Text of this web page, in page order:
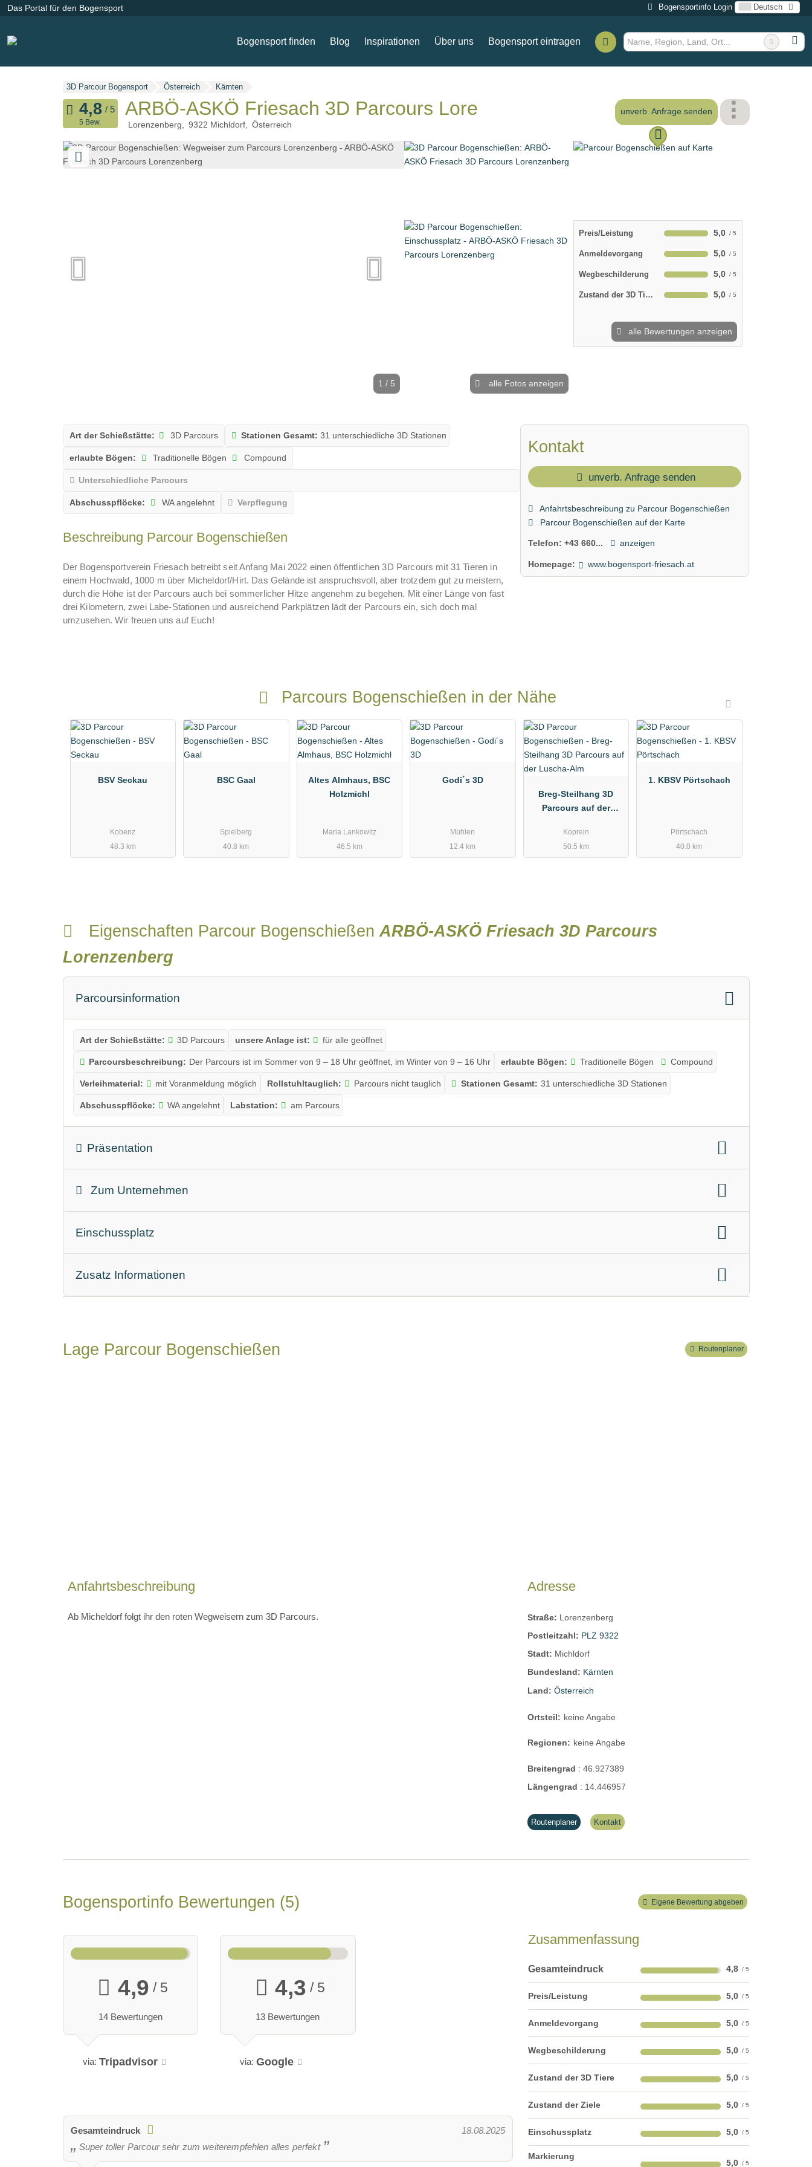
Das Portal für den Bogensport Bogensportinfo Login Deutsch
Bogensport finden Blog Inspirationen Über uns Bogensport eintragen
3D Parcour Bogensport Österreich Kärnten
ARBÖ-ASKÖ Friesach 3D Parcours Lorenzenberg
Lorenzenberg 9322 Michldorf Österreich
unverb. Anfrage senden
5 Bew.
1 / 5 alle Fotos anzeigen
Preis/Leistung 5,0
Anmeldevorgang 5,0
Wegbeschilderung 5,0
Zustand der 3D Tiere 5,0
alle Bewertungen anzeigen
Art der Schießstätte: 3D Parcours Stationen Gesamt: 31 unterschiedliche 3D Stationen
erlaubte Bögen: Traditionelle Bögen Compound
Unterschiedliche Parcours
Abschusspflöcke: WA angelehnt Verpflegung
Beschreibung Parcour Bogenschießen
Der Bogensportverein Friesach betreibt seit Anfang Mai 2022 einen öffentlichen 3D Parcours mit 31 Tieren in
einem Hochwald, 1000 m über Micheldorf/Hirt. Das Gelände ist anspruchsvoll, aber trotzdem gut zu meistern,
durch die Höhe ist der Parcours auch bei sommerlicher Hitze angenehm zu begehen. Mit einer Länge von fast
drei Kilometern, zwei Labe-Stationen und ausreichend Parkplätzen lädt der Parcours ein, sich doch mal
umzusehen. Wir freuen uns auf Euch!
Kontakt
unverb. Anfrage senden
Anfahrtsbeschreibung zu Parcour Bogenschießen
Parcour Bogenschießen auf der Karte
Telefon:+43 660... anzeigen
Homepage: www.bogensport-friesach.at
Parcours Bogenschießen in der Nähe
BSV Seckau
Kobenz
48.3 km
BSC Gaal
Spielberg
40.8 km
Altes Almhaus, BSC
Holzmichl
Maria Lankowitz
46.5 km
Godi´s 3D
Mühlen
12.4 km
Breg-Steilhang 3D
Parcours auf der
Koprein
50.5 km
1. KBSV Pörtschach
Pörtschach
40.0 km
Eigenschaften Parcour BogenschießenARBÖ-ASKÖ Friesach 3D Parcours
Lorenzenberg
Parcoursinformation
Art der Schießstätte: 3D Parcours unsere Anlage ist: für alle geöffnet
Parcoursbeschreibung: Der Parcours ist im Sommer von 9 – 18 Uhr geöffnet, im Winter von 9 – 16 Uhr erlaubte Bögen: Traditionelle Bögen Compound
Verleihmaterial: mit Voranmeldung möglich Rollstuhltauglich: Parcours nicht tauglich Stationen Gesamt: 31 unterschiedliche 3D Stationen
Abschusspflöcke: WA angelehnt Labstation: am Parcours
Präsentation
Zum Unternehmen
Einschussplatz
Zusatz Informationen
Lage Parcour Bogenschießen Routenplaner
Anfahrtsbeschreibung
Ab Micheldorf folgt ihr den roten Wegweisern zum 3D Parcours.
Adresse
Straße: Lorenzenberg
Postleitzahl: PLZ 9322
Stadt: Michldorf
Bundesland: Kärnten
Land:Österreich
Ortsteil: keine Angabe
Regionen: keine Angabe
Breitengrad :46.927389
Längengrad : 14.446957
Routenplaner Kontakt
Bogensportinfo Bewertungen 5 Eigene Bewertung abgeben
Zusammenfassung
Gesamteindruck 4,8
Preis/Leistung 5,0
Anmeldevorgang 5,0
Wegbeschilderung 5,0
Zustand der 3D Tiere 5,0
Zustand der Ziele 5,0
Einschussplatz 5,0
Markierung
5,0
4,9 / 5
14 Bewertungen
via: Tripadvisor
4,3 / 5
13 Bewertungen
via: Google
Gesamteindruck
18.08.2025
Super toller Parcour sehr zum weiterempfehlen alles perfekt